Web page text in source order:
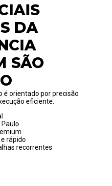
DA
SÃO
é orientado por precisão
eficiente.
rápido
recorrentes